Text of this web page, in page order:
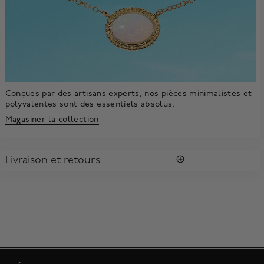
Conçues par des artisans experts, nos pièces minimalistes et
polyvalentes sont des essentiels absolus.
Magasiner la collection
Livraison et retours
livraisons requièrent une signature confirmant sa réception.